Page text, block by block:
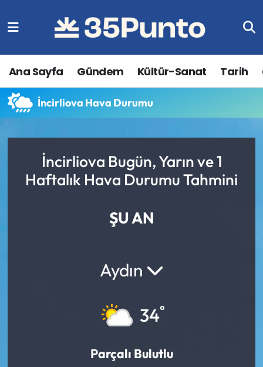
Ana Sayfa Gündem Kültür-Sanat Tarih
İncirliova Hava Durumu
İncirliova Bugün, Yarın ve 1
Haftalık Hava Durumu Tahmini
ŞU AN
Aydın
34°
Parçalı Bulutlu